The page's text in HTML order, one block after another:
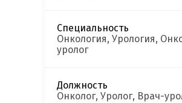
Специальность
Онкология, Урология,
уролог
Должность
Онколог, Уролог, Врач-